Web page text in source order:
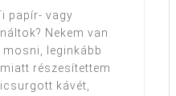
papír- vagy
Nekem van
mosni, leginkább
részesítettem
kávét,